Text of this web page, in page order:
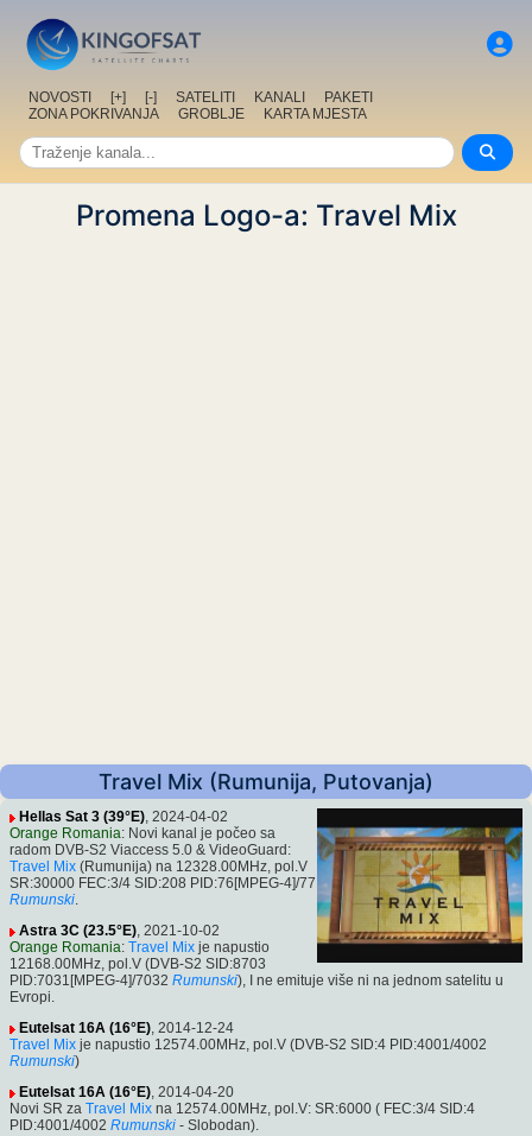
NOVOSTI [+] [-] SATELITI KANALI
PAKETI
ZONA POKRIVANJA
GROBLJE KARTA MJESTA
Promena Logo-a: Travel Mix
Travel Mix (Rumunija, Putovanja)
Hellas Sat 3 (39°E), 2024-04-02
Orange Romania: Novi kanal je počeo sa
radom DVB-S2 Viaccess 5.0 & VideoGuard:
Travel Mix (Rumunija) na 12328.00MHz, pol.V
SR:30000 FEC:3/4 SID:208 PID:76[MPEG-4]/77
Rumunski.
Astra 3C (23.5°E), 2021-10-02
Orange Romania: Travel Mix je napustio
12168.00MHz, pol.V (DVB-S2 SID:8703
PID:7031[MPEG-4]/7032 Rumunski), I ne emituje više ni na jednom satelitu u
Evropi.
Eutelsat 16A (16°E), 2014-12-24
Travel Mix je napustio 12574.00MHz, pol.V (DVB-S2 SID:4 PID:4001/4002
Rumunski)
Eutelsat 16A (16°E), 2014-04-20
Novi SR za Travel Mix na 12574.00MHz, pol.V: SR:6000 ( FEC:3/4 SID:4
PID:4001/4002 Rumunski - Slobodan).